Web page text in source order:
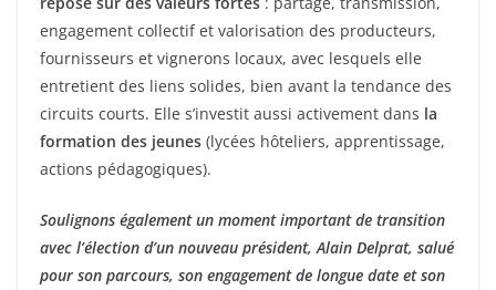
engagement collectif et valorisation des producteurs,
fournisseurs et vignerons locaux, avec lesquels elle
entretient des liens solides, bien avant la tendance des
circuits courts. Elle s’investit aussi activement dans la
formation des jeunes (lycées hôteliers, apprentissage,
actions pédagogiques).
Soulignons également un moment important de transition
avec l’élection d’un nouveau président, Alain Delprat, salué
pour son parcours, son engagement de longue date et son